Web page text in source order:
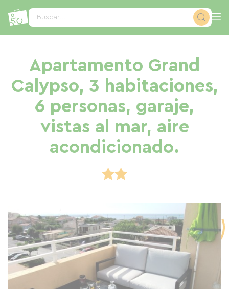
Buscar...
Apartamento Grand
Calypso, 3 habitaciones,
6 personas, garaje,
vistas al mar, aire
acondicionado.
Panel de gestión de cookies